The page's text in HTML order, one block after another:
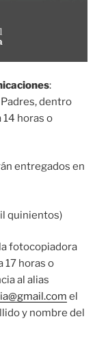
:
dentro
14 horas o
entregados en
quinientos)
fotocopiadora
17 horas o
al alias
el
y nombre del